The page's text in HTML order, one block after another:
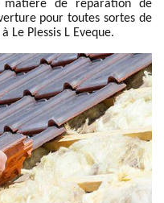
matière de réparation de
pour toutes sortes de
Le Plessis L Eveque.